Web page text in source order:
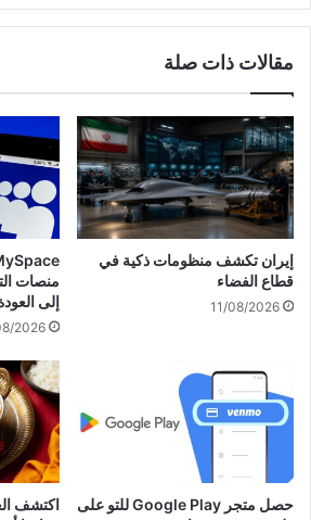
مقالات ذات صلة
إيران تكشف منظومات ذكية في
قطاع الفضاء
11/08/2026
منصات
إلى
2026
حصل متجر Google Play للتو على
اكتشف